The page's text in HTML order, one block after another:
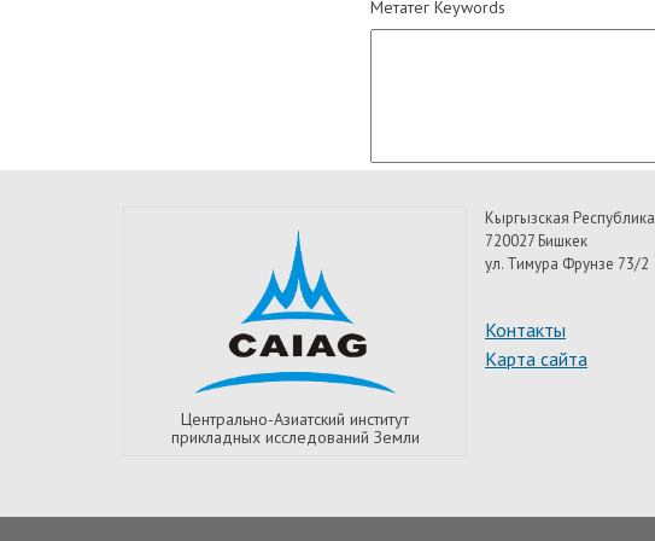
Метатег Keywords
Центрально-Азиатский институт
прикладных исследований Земли
Кыргызская Республика
720027 Бишкек
ул. Тимура Фрунзе 73/2
Контакты
Карта сайта